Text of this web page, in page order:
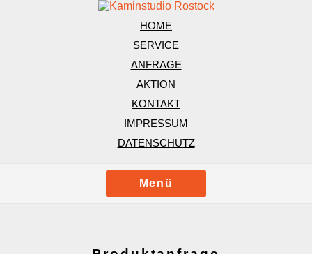
HOME
SERVICE
ANFRAGE
AKTION
KONTAKT
IMPRESSUM
DATENSCHUTZ
Menü